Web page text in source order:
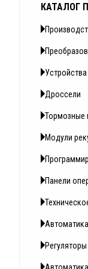
КАТАЛОГ
Дроссели
Тормозные
Модули
Панели